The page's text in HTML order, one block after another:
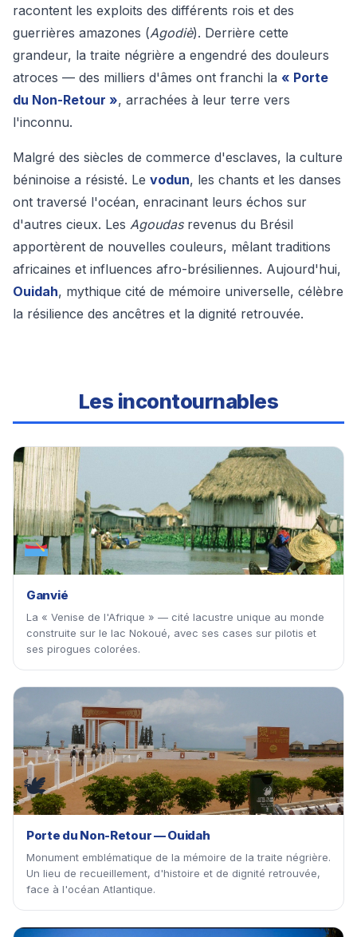
racontent les exploits des différents rois et des
guerrières amazones (Agodiè). Derrière cette
grandeur, la traite négrière a engendré des douleurs
atroces — des milliers d'âmes ont franchi la « Porte
du Non-Retour », arrachées à leur terre vers
l'inconnu.
Malgré des siècles de commerce d'esclaves, la culture
béninoise a résisté. Le vodun, les chants et les danses
ont traversé l'océan, enracinant leurs échos sur
d'autres cieux. Les Agoudasrevenus du Brésil
apportèrent de nouvelles couleurs, mêlant traditions
africaines et influences afro-brésiliennes. Aujourd'hui,
Ouidah, mythique cité de mémoire universelle, célèbre
la résilience des ancêtres et la dignité retrouvée.
Les incontournables
Ganvié
La « Venise de l'Afrique » — cité lacustre unique au monde
construite sur le lac Nokoué, avec ses cases sur pilotis et
ses pirogues colorées.
🕊
Porte du Non-Retour — Ouidah
Monument emblématique de la mémoire de la traite négrière.
Un lieu de recueillement, d'histoire et de dignité retrouvée,
face à l'océan Atlantique.